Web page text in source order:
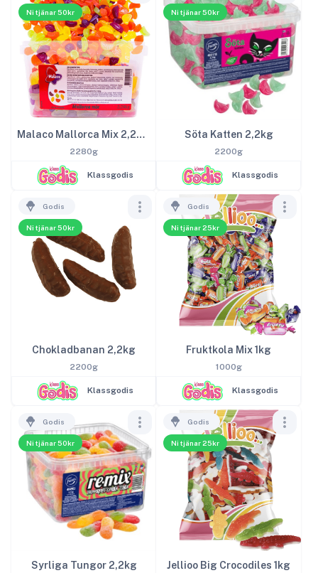
Ni tjänar 50kr
Malaco Mallorca Mix 2,28kg
2280g
Klassgodis
Ni tjänar 50kr
Söta Katten 2,2kg
2200g
Klassgodis
Ni tjänar 50kr
Godis
Chokladbanan 2,2kg
2200g
Klassgodis
Ni tjänar 25kr
Godis
Fruktkola Mix 1kg
1000g
Klassgodis
Ni tjänar 50kr
Godis
Syrliga Tungor 2,2kg
Ni tjänar 25kr
Godis
Jellioo Big Crocodiles 1kg